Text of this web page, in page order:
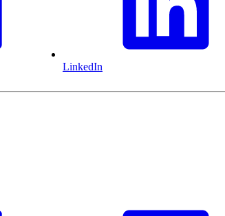
LinkedIn